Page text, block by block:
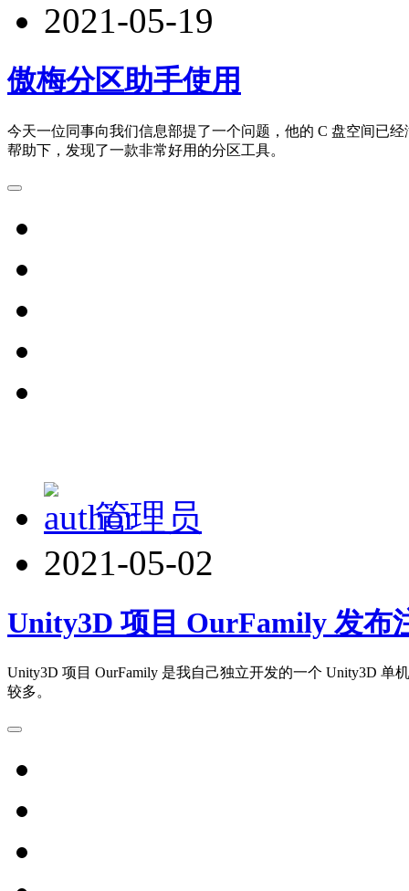
2021-05-19
傲梅分区助手使用
今天一位同事向我们信息部提了一个问题，他的 C 盘空间已
帮助下，发现了一款非常好用的分区工具。
管理员
2021-05-02
Unity3D 项目 OurFamily 发布
Unity3D 项目 OurFamily 是我自己独立开发的一个 Unity3D
较多。